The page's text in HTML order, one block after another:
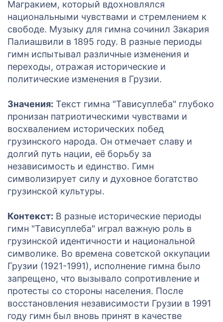
Магракием, который вдохновлялся
национальными чувствами и стремлением к
свободе. Музыку для гимна сочинил Закария
Палиашвили в 1895 году. В разные периоды
гимн испытывал различные изменения и
переходы, отражая исторические и
политические изменения в Грузии.
Значения: Текст гимна "Тависуплеба" глубоко
пронизан патриотическими чувствами и
восхвалением исторических побед
грузинского народа. Он отмечает славу и
долгий путь нации, её борьбу за
независимость и единство. Гимн
символизирует силу и духовное богатство
грузинской культуры.
Контекст: В разные исторические периоды
гимн "Тависуплеба" играл важную роль в
грузинской идентичности и национальной
символике. Во времена советской оккупации
Грузии (1921-1991), исполнение гимна было
запрещено, что вызывало сопротивление и
протесты со стороны населения. После
восстановления независимости Грузии в 1991
году гимн был вновь принят в качестве